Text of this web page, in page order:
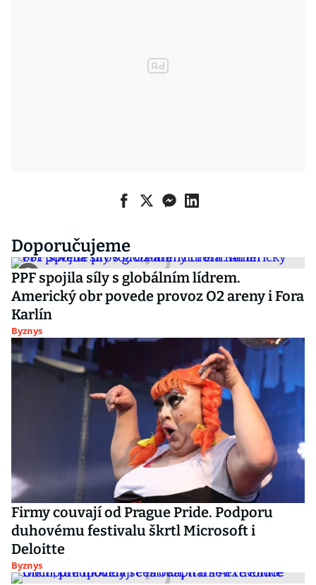
Doporučujeme
PPF spojila síly s globálním lídrem.
Americký obr povede provoz O2 areny i Fora
Karlín
Byznys
Firmy couvají od Prague Pride. Podporu
duhovému festivalu škrtl Microsoft i
Deloitte
Byznys